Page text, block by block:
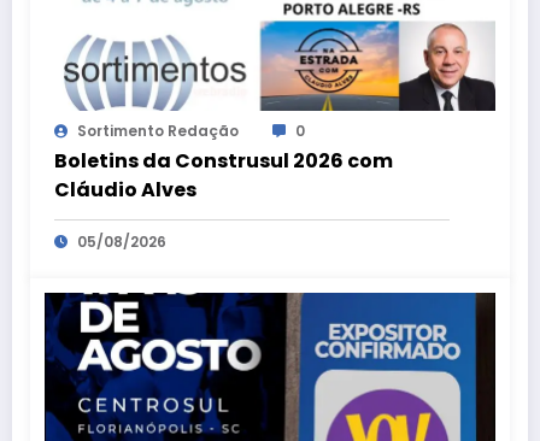
Sortimento Redação 0
Boletins da Construsul 2026 com
Cláudio Alves
05/08/2026